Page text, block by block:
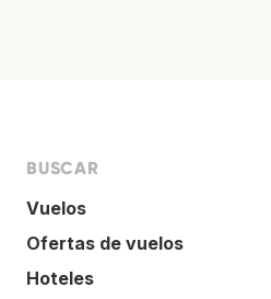
BUSCAR
Vuelos
Ofertas de vuelos
Hoteles